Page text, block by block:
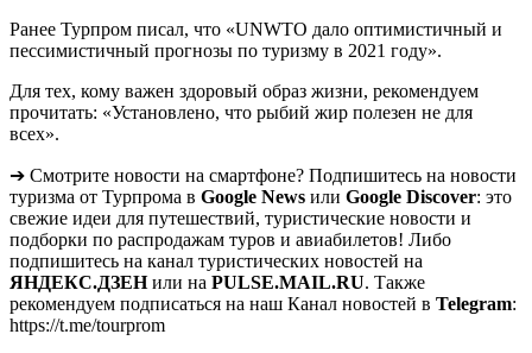
Ранее Турпром писал, что «UNWTO дало оптимистичный и
пессимистичный прогнозы по туризму в 2021 году».
Для тех, кому важен здоровый образ жизни, рекомендуем
прочитать: «Установлено, что рыбий жир полезен не для
всех».
➔ Смотрите новости на смартфоне? Подпишитесь на новости
туризма от Турпрома в Google News или Google Discover: это
свежие идеи для путешествий, туристические новости и
подборки по распродажам туров и авиабилетов! Либо
подпишитесь на канал туристических новостей на
ЯНДЕКС.ДЗЕНили на PULSE.MAIL.RU. Также
рекомендуем подписаться на наш Канал новостей в Telegram:
https://t.me/tourprom